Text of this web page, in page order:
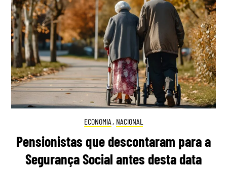
ECONOMIA , NACIONAL
Pensionistas que descontaram para a
Segurança Social antes desta data